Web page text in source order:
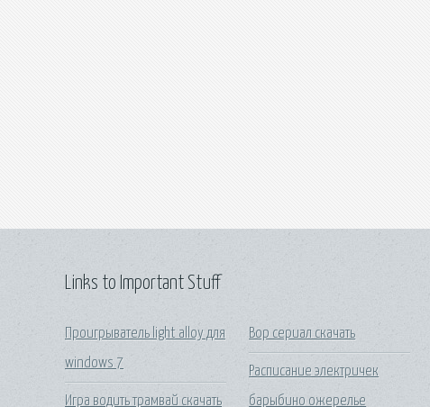
Links to Important Stuff
Проигрыватель light alloy для
windows 7
Игра водить трамвай скачать
Вор сериал скачать
Расписание электричек
барыбино ожерелье